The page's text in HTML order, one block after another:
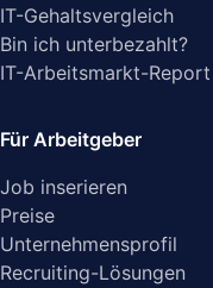
IT-Gehaltsvergleich
Bin ich unterbezahlt?
IT-Arbeitsmarkt-Report
Für Arbeitgeber
Job inserieren
Preise
Unternehmensprofil
Recruiting-Lösungen